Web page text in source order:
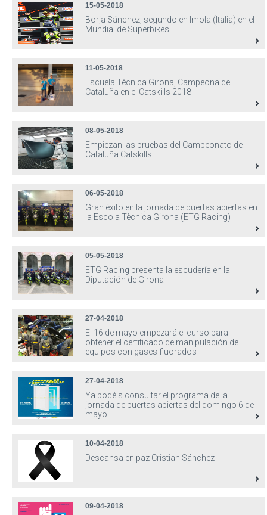
15-05-2018
Borja Sánchez, segundo en Imola (Italia) en el
Mundial de Superbikes
11-05-2018
Escuela Tècnica Girona, Campeona de
Cataluña en el Catskills 2018
08-05-2018
Empiezan las pruebas del Campeonato de
Cataluña Catskills
06-05-2018
Gran éxito en la jornada de puertas abiertas en
la Escola Tècnica Girona (ETG Racing)
05-05-2018
ETG Racing presenta la escudería en la
Diputación de Girona
27-04-2018
El 16 de mayo empezará el curso para
obtener el certificado de manipulación de
equipos con gases fluorados
27-04-2018
Ya podéis consultar el programa de la
jornada de puertas abiertas del domingo 6 de
mayo
10-04-2018
Descansa en paz Cristian Sánchez
09-04-2018